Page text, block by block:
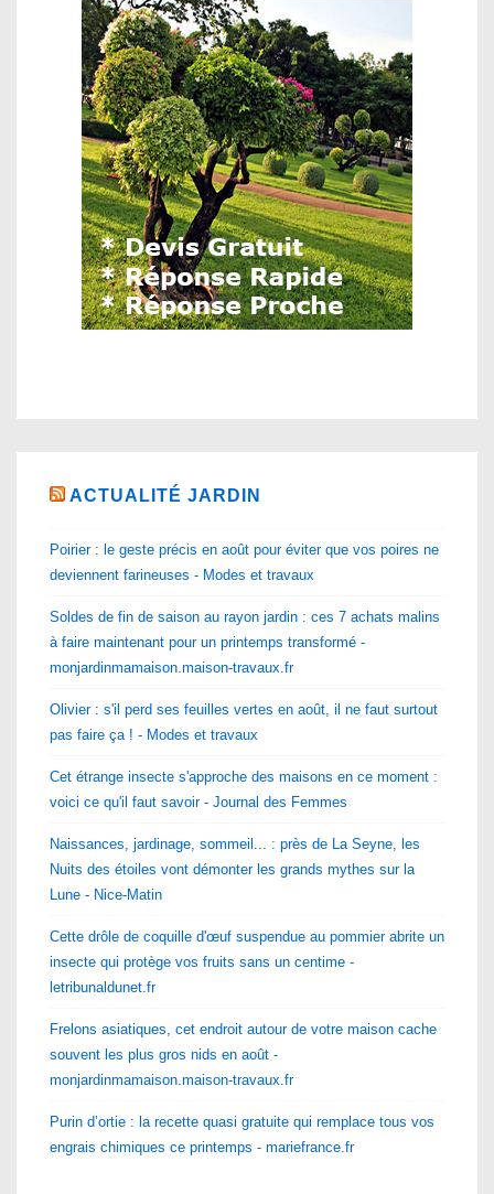
ACTUALITÉ JARDIN
Poirier : le geste précis en août pour éviter que vos poires ne
deviennent farineuses - Modes et travaux
Soldes de fin de saison au rayon jardin : ces 7 achats malins
à faire maintenant pour un printemps transformé -
monjardinmamaison.maison-travaux.fr
Olivier : s'il perd ses feuilles vertes en août, il ne faut surtout
pas faire ça ! - Modes et travaux
Cet étrange insecte s'approche des maisons en ce moment :
voici ce qu'il faut savoir - Journal des Femmes
Naissances, jardinage, sommeil... : près de La Seyne, les
Nuits des étoiles vont démonter les grands mythes sur la
Lune - Nice-Matin
Cette drôle de coquille d'œuf suspendue au pommier abrite un
insecte qui protège vos fruits sans un centime -
letribunaldunet.fr
Frelons asiatiques, cet endroit autour de votre maison cache
souvent les plus gros nids en août -
monjardinmamaison.maison-travaux.fr
Purin d’ortie : la recette quasi gratuite qui remplace tous vos
engrais chimiques ce printemps - mariefrance.fr